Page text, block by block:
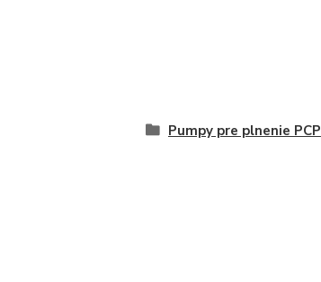
Pumpy pre plnenie PCP